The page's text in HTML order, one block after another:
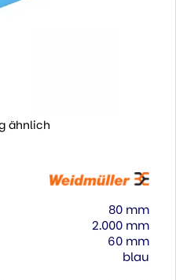
ähnlich
80 mm
2.000 mm
60 mm
blau